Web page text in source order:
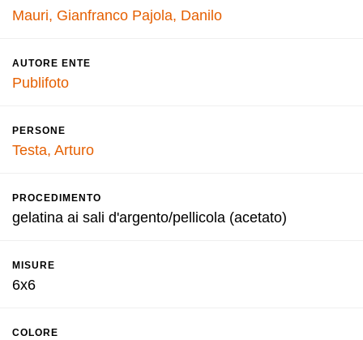
Mauri, Gianfranco Pajola, Danilo
AUTORE ENTE
Publifoto
PERSONE
Testa, Arturo
PROCEDIMENTO
gelatina ai sali d'argento/pellicola (acetato)
MISURE
6x6
COLORE